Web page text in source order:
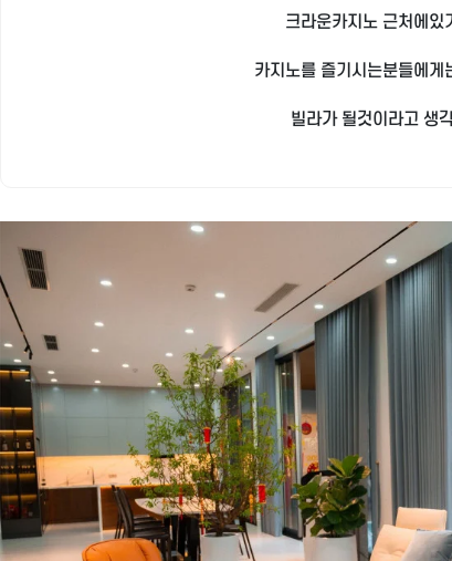
크라운카지노 근처에있
카지노를 즐기시는분들에게
빌라가 될것이라고 생